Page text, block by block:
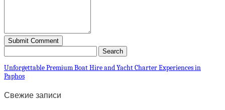
Unforgettable Premium Boat Hire and Yacht Charter Experiences in
Paphos
Свежие записи